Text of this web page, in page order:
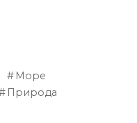
Море
Природа